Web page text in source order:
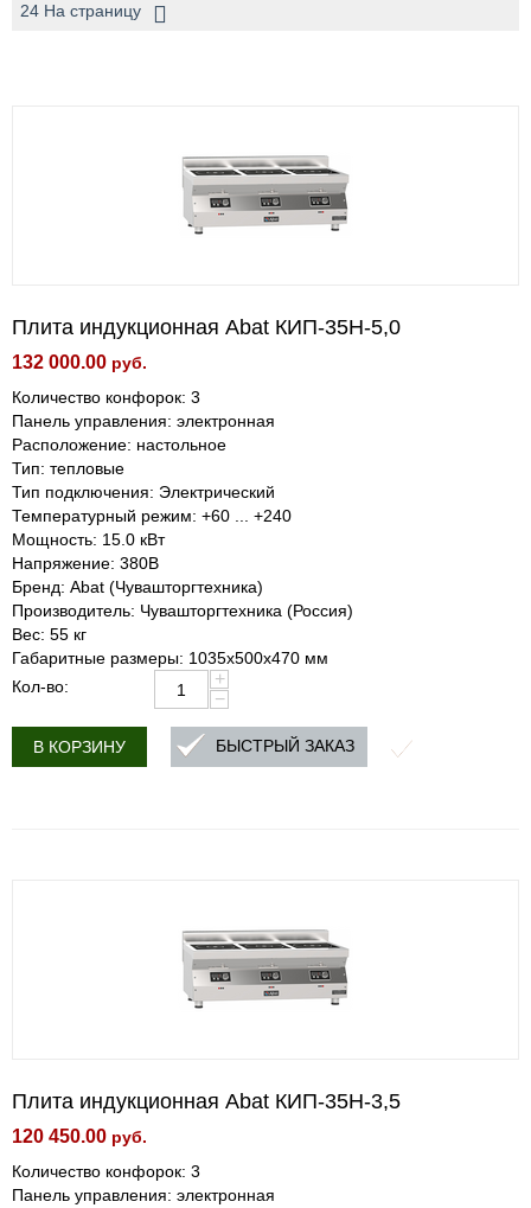
24 На страницу
Плита индукционная Abat КИП-35Н-5,0
132 000.00 руб.
Количество конфорок: 3
Панель управления: электронная
Расположение: настольное
Тип: тепловые
Тип подключения: Электрический
Температурный режим: +60 ... +240
Мощность: 15.0 кВт
Напряжение: 380В
Бренд: Abat (Чувашторгтехника)
Производитель: Чувашторгтехника (Россия)
Вес: 55 кг
Габаритные размеры: 1035х500х470 мм
Кол-во:
+
−
В КОРЗИНУ БЫСТРЫЙ ЗАКАЗ
Плита индукционная Abat КИП-35Н-3,5
120 450.00 руб.
Количество конфорок: 3
Панель управления: электронная